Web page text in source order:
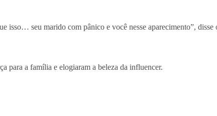
isso… seu marido com pânico e você nesse aparecimento”, disse
para a família e elogiaram a beleza da influencer.